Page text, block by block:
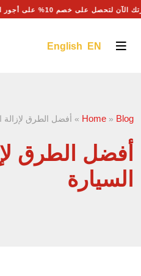
لتحصل على خصم 10% على أجور اليد العاملة
English EN
Home » Blog
» أفضل الطرق لإزالة
أفضل الطرق
السيارة